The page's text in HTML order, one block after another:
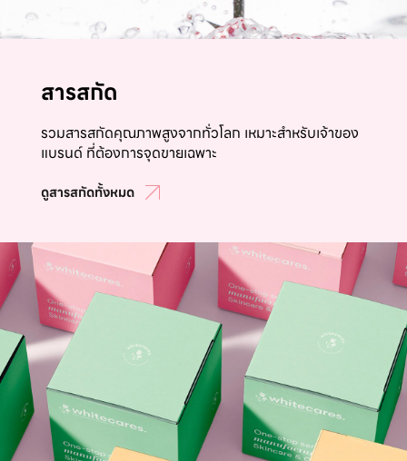
สารสกัด
รวมสารสกัดคุณภาพสูงจากทั่วโลก เหมาะสำหรับเจ้าของ
แบรนด์ ที่ต้องการจุดขายเฉพาะ
ดูสารสกัดทั้งหมด